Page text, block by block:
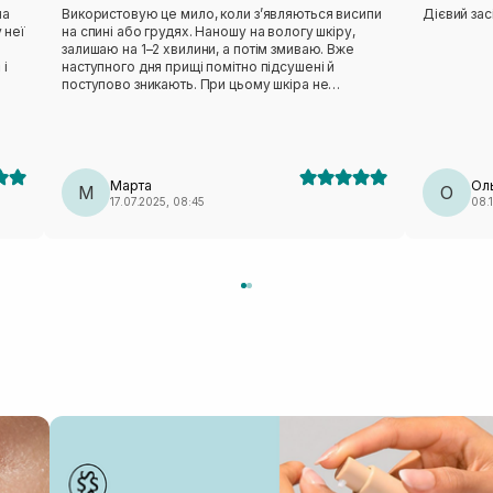
Використовую це мило, коли з’являються висипи
на спині або грудях. Наношу на вологу шкіру,
залишаю на 1–2 хвилини, а потім змиваю. Вже
наступного дня прищі помітно підсушені й
поступово зникають. При цьому шкіра не
М Марта
17.07.2025, 08:45
Дієвий
О